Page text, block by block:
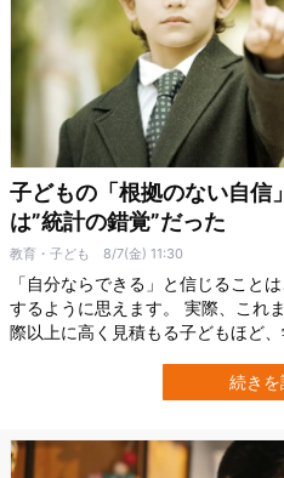
子どもの「根拠のない自信
は”統計の錯覚”だった
教育・子ども 8/7(金) 11:30
「自分ならできる」と信じること
するように思えます。 実際、これ
際以上に高く見積もる子どもほど
University）の研究チームが過去の
題で報告されていた優位は、子ど
続き